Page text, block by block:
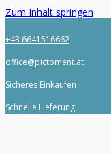
Zum Inhalt springen
+43 6641516662
office@pictoment.at
Sicheres Einkaufen
Schnelle Lieferung